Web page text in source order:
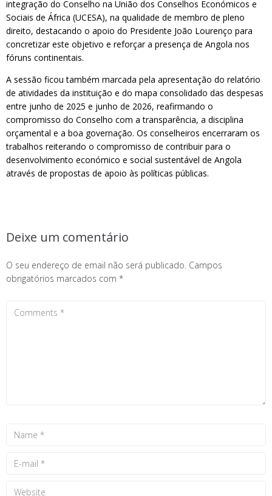
integração do Conselho na União dos Conselhos Económicos e
Sociais de África (UCESA), na qualidade de membro de pleno
direito, destacando o apoio do Presidente João Lourenço para
concretizar este objetivo e reforçar a presença de Angola nos
fóruns continentais.
A sessão ficou também marcada pela apresentação do relatório
de atividades da instituição e do mapa consolidado das despesas
entre junho de 2025 e junho de 2026, reafirmando o
compromisso do Conselho com a transparência, a disciplina
orçamental e a boa governação. Os conselheiros encerraram os
trabalhos reiterando o compromisso de contribuir para o
desenvolvimento económico e social sustentável de Angola
através de propostas de apoio às políticas públicas.
Deixe um comentário
O seu endereço de email não será publicado. Campos
obrigatórios marcados com *